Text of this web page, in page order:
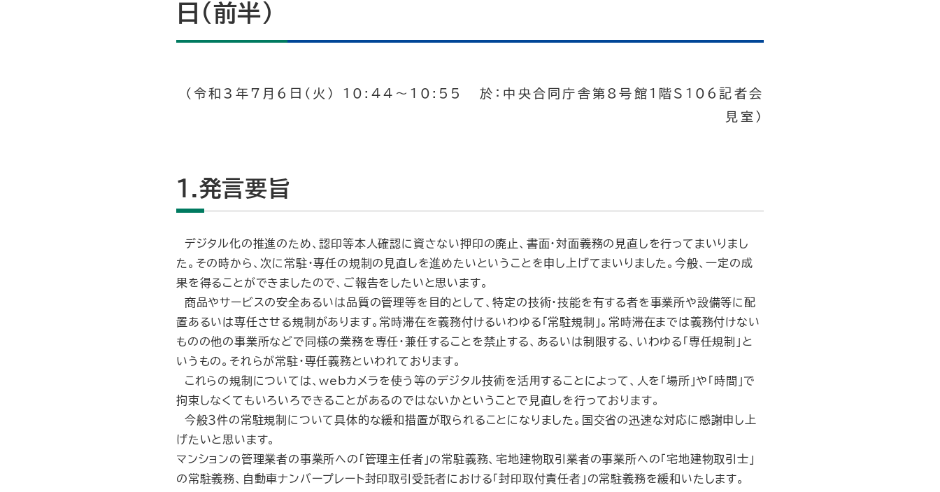
日（前半）
（令和3年7月6日（火） 10:44～10:55 於：中央合同庁舎第8号館1階S106記者会
見室）
1.発言要旨
デジタル化の推進のため、認印等本人確認に資さない押印の廃止、書面・対面義務の見直しを行ってまいりまし
た。その時から、次に常駐・専任の規制の見直しを進めたいということを申し上げてまいりました。今般、一定の成
果を得ることができましたので、ご報告をしたいと思います。
商品やサービスの安全あるいは品質の管理等を目的として、特定の技術・技能を有する者を事業所や設備等に配
置あるいは専任させる規制があります。常時滞在を義務付けるいわゆる「常駐規制」。常時滞在までは義務付けない
ものの他の事業所などで同様の業務を専任・兼任することを禁止する、あるいは制限する、いわゆる「専任規制」と
いうもの。それらが常駐・専任義務といわれております。
これらの規制については、webカメラを使う等のデジタル技術を活用することによって、人を「場所」や「時間」で
拘束しなくてもいろいろできることがあるのではないかということで見直しを行っております。
今般３件の常駐規制について具体的な緩和措置が取られることになりました。国交省の迅速な対応に感謝申し上
げたいと思います。
マンションの管理業者の事業所への「管理主任者」の常駐義務、宅地建物取引業者の事業所への「宅地建物取引士」
の常駐義務、自動車ナンバープレート封印取引受託者における「封印取付責任者」の常駐義務を緩和いたします。